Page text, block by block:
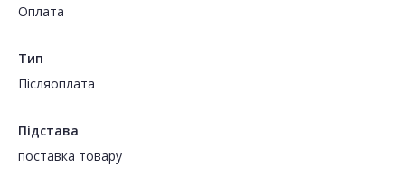
Оплата
Тип
Пiсляоплата
Підстава
поставка товару